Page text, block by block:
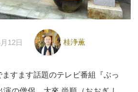
12日 桂浄薫
すます話題のテレビ番組『ぶっ